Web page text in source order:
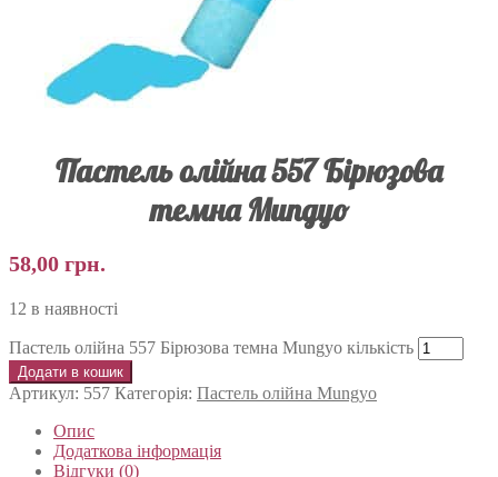
Пастель олійна 557 Бірюзова
темна Mungyo
58,00 грн.
12 в наявності
Пастель олійна 557 Бірюзова темна Mungyo кількість
Додати в кошик
Артикул: 557 Категорія: Пастель олійна Mungyo
Опис
Додаткова інформація
Відгуки (0)